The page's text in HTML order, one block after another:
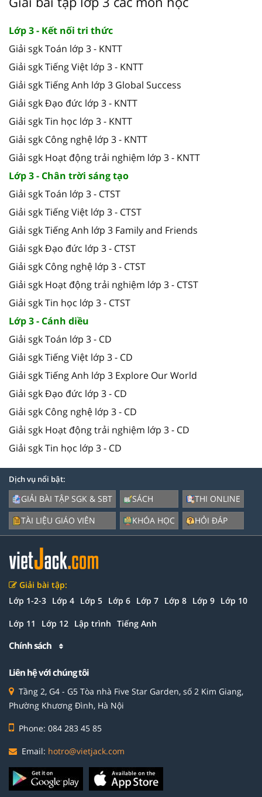
Lớp 3 - Kết nối tri thức
Giải sgk Toán lớp 3 - KNTT
Giải sgk Tiếng Việt lớp 3 - KNTT
Giải sgk Tiếng Anh lớp 3 Global Success
Giải sgk Đạo đức lớp 3 - KNTT
Giải sgk Tin học lớp 3 - KNTT
Giải sgk Công nghệ lớp 3 - KNTT
Giải sgk Hoạt động trải nghiệm lớp 3 - KNTT
Lớp 3 - Chân trời sáng tạo
Giải sgk Toán lớp 3 - CTST
Giải sgk Tiếng Việt lớp 3 - CTST
Giải sgk Tiếng Anh lớp 3 Family and Friends
Giải sgk Đạo đức lớp 3 - CTST
Giải sgk Công nghệ lớp 3 - CTST
Giải sgk Hoạt động trải nghiệm lớp 3 - CTST
Giải sgk Tin học lớp 3 - CTST
Lớp 3 - Cánh diều
Giải sgk Toán lớp 3 - CD
Giải sgk Tiếng Việt lớp 3 - CD
Giải sgk Tiếng Anh lớp 3 Explore Our World
Giải sgk Đạo đức lớp 3 - CD
Giải sgk Công nghệ lớp 3 - CD
Giải sgk Hoạt động trải nghiệm lớp 3 - CD
Giải sgk Tin học lớp 3 - CD
Dịch vụ nổi bật:
GIẢI BÀI TẬP SGK & SBT
TÀI LIỆU GIÁO VIÊN
SÁCH
KHÓA HỌC
THI ONLINE
HỎI ĐÁP
Giải bài tập:
Lớp 1-2-3 Lớp 4 Lớp 5 Lớp 6 Lớp 7 Lớp 8 Lớp 9 Lớp 10
Lớp 11 Lớp 12 Lập trình Tiếng Anh
Chính sách
Liên hệ với chúng tôi
Tầng 2, G4 - G5 Tòa nhà Five Star Garden, số 2 Kim Giang,
Phường Khương Đình, Hà Nội
Phone: 084 283 45 85
Email: hotro@vietjack.com